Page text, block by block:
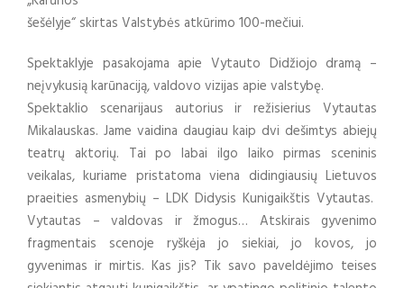
šešėlyje“ skirtas Valstybės atkūrimo 100-mečiui.
Spektaklyje pasakojama apie Vytauto Didžiojo dramą –
neįvykusią karūnaciją, valdovo vizijas apie valstybę.
Spektaklio scenarijaus autorius ir režisierius Vytautas
Mikalauskas. Jame vaidina daugiau kaip dvi dešimtys abiejų
teatrų aktorių. Tai po labai ilgo laiko pirmas sceninis
veikalas, kuriame pristatoma viena didingiausių Lietuvos
praeities asmenybių – LDK Didysis Kunigaikštis Vytautas.
Vytautas – valdovas ir žmogus… Atskirais gyvenimo
fragmentais scenoje ryškėja jo siekiai, jo kovos, jo
gyvenimas ir mirtis. Kas jis? Tik savo paveldėjimo teises